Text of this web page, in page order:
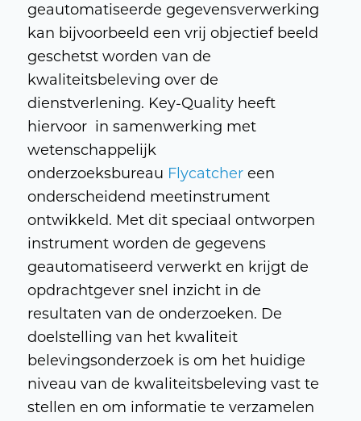
geautomatiseerde gegevensverwerking
kan bijvoorbeeld een vrij objectief beeld
geschetst worden van de
kwaliteitsbeleving over de
dienstverlening. Key-Quality heeft
hiervoor in samenwerking met
wetenschappelijk
onderzoeksbureau Flycatchereen
onderscheidend meetinstrument
ontwikkeld. Met dit speciaal ontworpen
instrument worden de gegevens
geautomatiseerd verwerkt en krijgt de
opdrachtgever snel inzicht in de
resultaten van de onderzoeken. De
doelstelling van het kwaliteit
belevingsonderzoek is om het huidige
niveau van de kwaliteitsbeleving vast te
stellen en om informatie te verzamelen